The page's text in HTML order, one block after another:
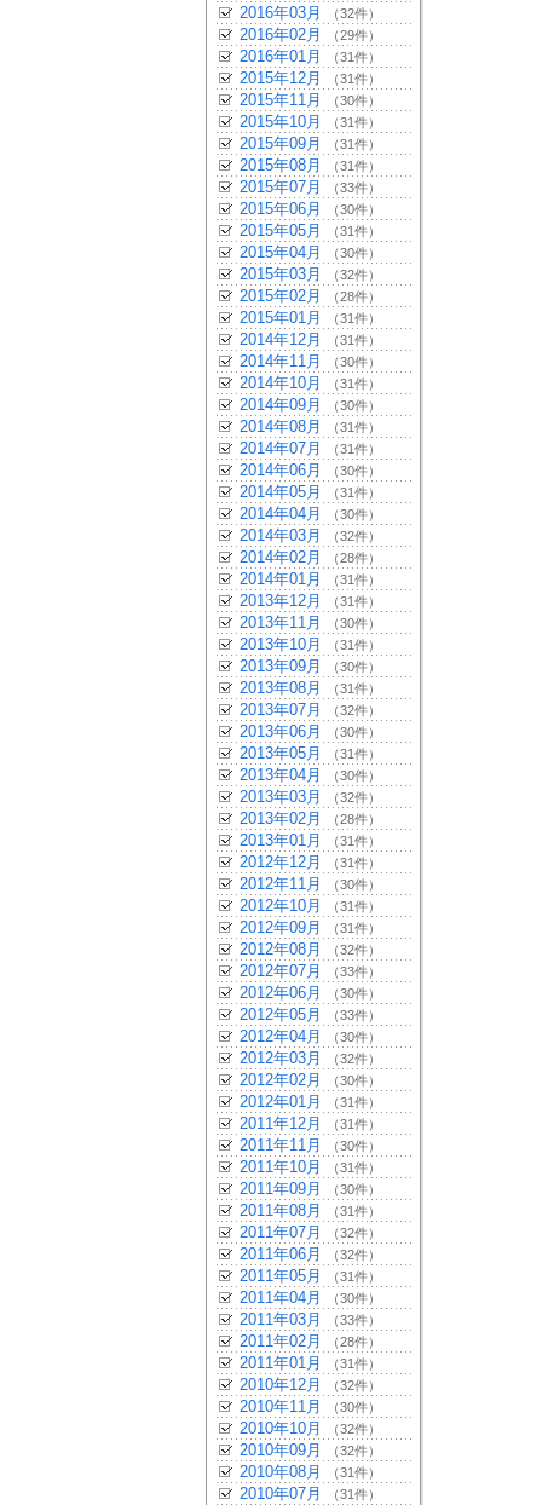
2016年03月 （32件）
2016年02月 （29件）
2016年01月 （31件）
2015年12月 （31件）
2015年11月 （30件）
2015年10月 （31件）
2015年09月 （31件）
2015年08月 （31件）
2015年07月 （33件）
2015年06月 （30件）
2015年05月 （31件）
2015年04月 （30件）
2015年03月 （32件）
2015年02月 （28件）
2015年01月 （31件）
2014年12月 （31件）
2014年11月 （30件）
2014年10月 （31件）
2014年09月 （30件）
2014年08月 （31件）
2014年07月 （31件）
2014年06月 （30件）
2014年05月 （31件）
2014年04月 （30件）
2014年03月 （32件）
2014年02月 （28件）
2014年01月 （31件）
2013年12月 （31件）
2013年11月 （30件）
2013年10月 （31件）
2013年09月 （30件）
2013年08月 （31件）
2013年07月 （32件）
2013年06月 （30件）
2013年05月 （31件）
2013年04月 （30件）
2013年03月 （32件）
2013年02月 （28件）
2013年01月 （31件）
2012年12月 （31件）
2012年11月 （30件）
2012年10月 （31件）
2012年09月 （31件）
2012年08月 （32件）
2012年07月 （33件）
2012年06月 （30件）
2012年05月 （33件）
2012年04月 （30件）
2012年03月 （32件）
2012年02月 （30件）
2012年01月 （31件）
2011年12月 （31件）
2011年11月 （30件）
2011年10月 （31件）
2011年09月 （30件）
2011年08月 （31件）
2011年07月 （32件）
2011年06月 （32件）
2011年05月 （31件）
2011年04月 （30件）
2011年03月 （33件）
2011年02月 （28件）
2011年01月 （31件）
2010年12月 （32件）
2010年11月 （30件）
2010年10月 （32件）
2010年09月 （32件）
2010年08月 （31件）
2010年07月 （31件）